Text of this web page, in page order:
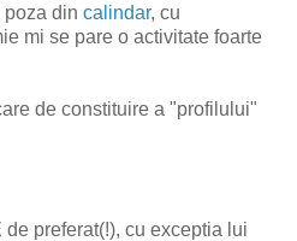
poza din calindar, cu
mi se pare o activitate foarte
de constituire a "profilului"
de preferat(!), cu exceptia lui